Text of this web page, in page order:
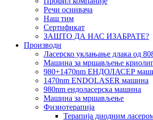
Речи оснивача
Наш тим
Сертификат
ЗАШТО ДА НАС ИЗАБРАТЕ?
Производи
Ласерско уклањање длака од
Машина за мршављење
980+1470nm ЕНДОЛАСЕР
1470nm ENDOLASER машина
980nm ендоласерска машина
Машина за мршављење
Физиотерапија
Терапија диодним